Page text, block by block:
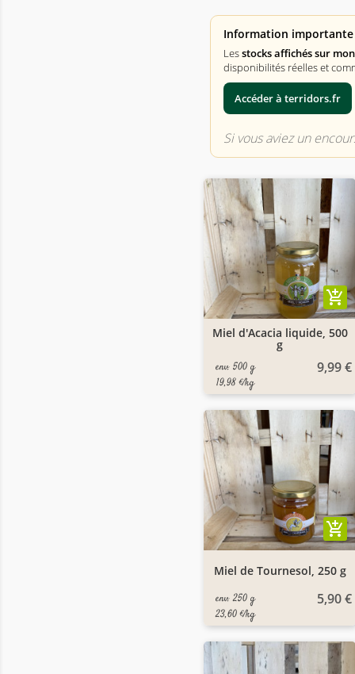
Information importante
Lesstocks affichés sur
disponibilités réelles et
Accéder à terridors.fr
Si vous aviez un
Miel d'Acacia liquide, 500
g
add_shopping_cart
env. 500 g
19,98 €/kg
9,99 €
Miel de Tournesol, 250 g
add_shopping_cart
env. 250 g
23,60 €/kg
5,90 €